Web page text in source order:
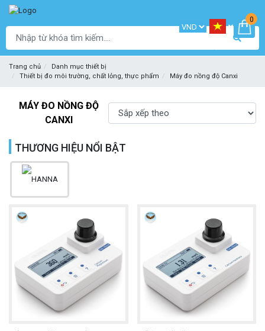
0
Trang chủ
Danh mục thiết bị
Thiết bị đo môi trường, chất lỏng, thực phẩm
Máy đo nồng độ Canxi
MÁY ĐO NỒNG ĐỘ
CANXI
THƯƠNG HIỆU NỔI BẬT